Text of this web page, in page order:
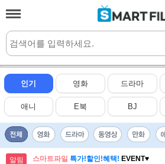
실시간HOT
인기 영화 드라마
애니 E북 BJ
알림 스마트파일 특가!할인!혜택! EVENT♥